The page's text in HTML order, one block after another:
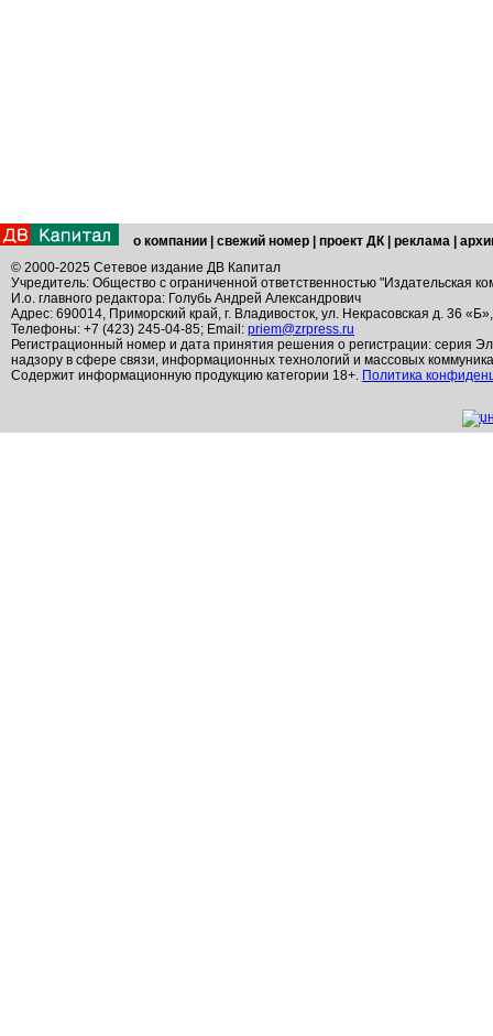
о компании свежий номер проект ДК реклама
© 2000-2025 Сетевое издание ДВ Капитал
Учредитель: Общество с ограниченной ответственностью "Издательская
И.о. главного редактора: Голубь Андрей Александрович
Адрес: 690014, Приморский край, г. Владивосток, ул. Некрасовская д. 36
Телефоны: +7 (423) 245-04-85; Email: priem@zrpress.ru
Регистрационный номер и дата принятия решения о регистрации: серия
надзору в сфере связи, информационных технологий и массовых
Содержит информационную продукцию категории 18+. Политика